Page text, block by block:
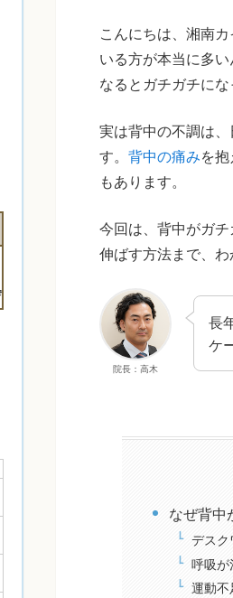
こんにちは、湘南
いる方が本当に多
なるとガチガチにな
実は背中の不調は
す。 背中の痛みを
もあります。
今回は、背中がガ
伸ばす方法まで、わ
院長：高木
長
ケ
なぜ背中
デス
呼吸が
運動不